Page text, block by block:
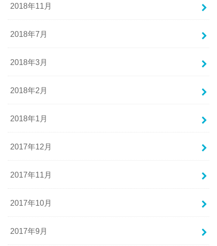
2018年11月
2018年7月
2018年3月
2018年2月
2018年1月
2017年12月
2017年11月
2017年10月
2017年9月